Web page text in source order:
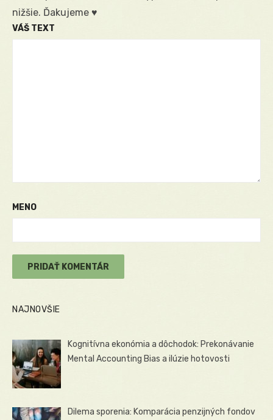
nižšie. Ďakujeme ♥
VÁŠ TEXT
MENO
NAJNOVŠIE
Kognitívna ekonómia a dôchodok: Prekonávanie
Mental Accounting Bias a ilúzie hotovosti
Dilema sporenia: Komparácia penzijných fondov